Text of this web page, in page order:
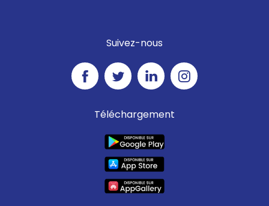
Suivez-nous
Téléchargement